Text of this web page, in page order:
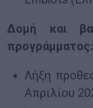
Δομή και
προγράμματος:
Λήξη
Απριλίου